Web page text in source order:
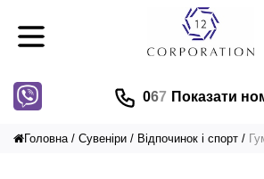
067 Показати
Головна Сувеніри Відпочинок і спорт